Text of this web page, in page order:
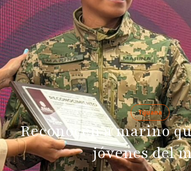
Tijuana
Reconocen a marino
jóvenes del